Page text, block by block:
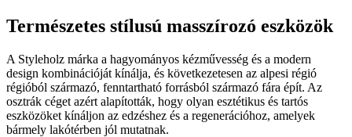
Természetes stílusú masszírozó eszközök
A Styleholz márka a hagyományos kézművesség és a modern
design kombinációját kínálja, és következetesen az alpesi régió
régióból származó, fenntartható forrásból származó fára épít. Az
osztrák céget azért alapították, hogy olyan esztétikus és tartós
eszközöket kínáljon az edzéshez és a regenerációhoz, amelyek
bármely lakótérben jól mutatnak.